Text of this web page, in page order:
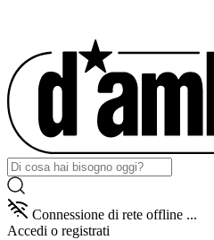
Connessione di rete offline ...
Accedi o registrati